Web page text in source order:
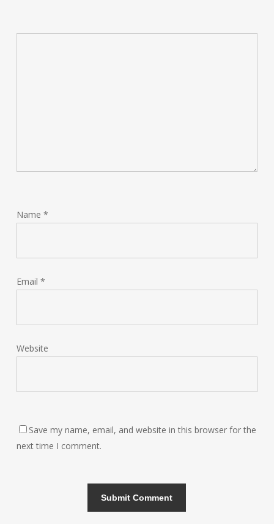
Name *
Email *
Website
Save my name, email, and website in this browser for the
next time I comment.